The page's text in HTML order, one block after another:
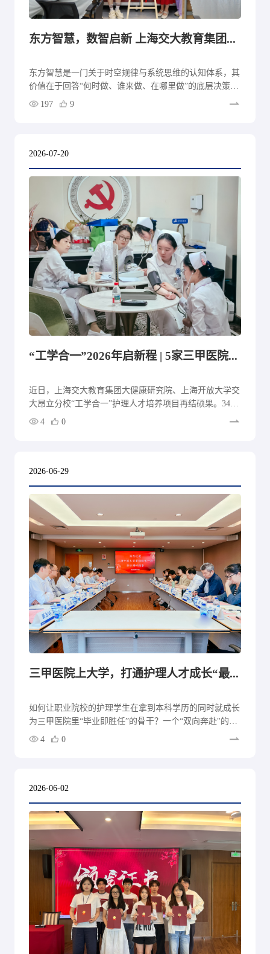
东方智慧，数智启新 上海交大教育集团东方智慧与数智决策研究中心揭牌成立
东方智慧是一门关于时空规律与系统思维的认知体系，其
价值在于回答“何时做、谁来做、在哪里做”的底层决策问
题。然而长期以来，这一领域处于两种极端状态之间：一
197 9
2026-07-20
“工学合一”2026年启新程 | 5家三甲医院迎来新一批护理人才
近日，上海交大教育集团大健康研究院、上海开放大学交
大昂立分校“工学合一”护理人才培养项目再结硕果。34名
助理护士正式入职上海交通大学医学院附属儿童医院、复
医院开展护理临床实习。医校协同、产教融合，一批上岗
圆梦，一批临床砺技，共同在上海三甲医院扬帆起航。
4 0
2026-06-29
三甲医院上大学，打通护理人才成长“最后一公里” 上海开放大学调研护理本科“工学合一”人才培养情况
如何让职业院校的护理学生在拿到本科学历的同时就成长
为三甲医院里“毕业即胜任”的骨干？一个“双向奔赴"的创
新答案正在上海交通大学医学院附属同仁医院与上海开放
4 0
2026-06-02